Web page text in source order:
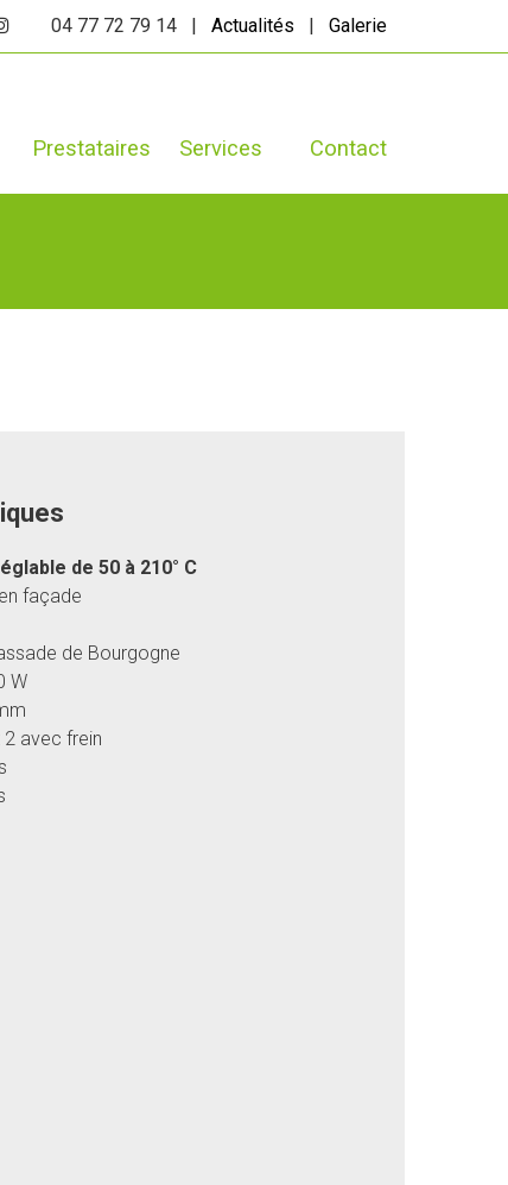
04 77 72 79 14 | Actualités | Galerie
Prestataires Services Contact
de 50 à 210° C
façade
de Bourgogne
W
avec frein